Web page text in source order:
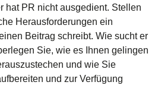
hat PR nicht ausgedient. Stellen
Herausforderungen ein
Beitrag schreibt. Wie sucht er
Sie, wie es Ihnen gelingen
und wie Sie
und zur Verfügung